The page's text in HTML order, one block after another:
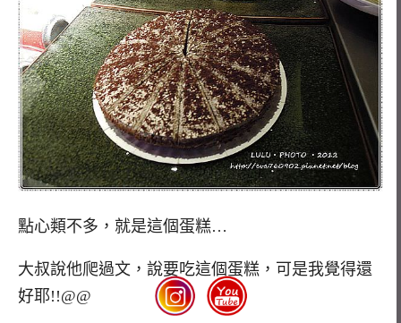
點心類不多，就是這個蛋糕…
大叔說他爬過文，說要吃這個蛋糕，可是我覺得還
好耶!!@@